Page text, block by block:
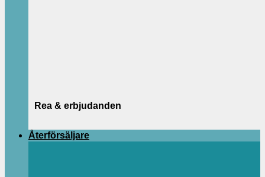
Rea & erbjudanden
Återförsäljare